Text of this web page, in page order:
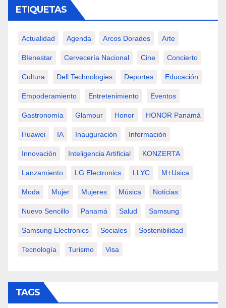
ETIQUETAS
Actualidad Agenda Arcos Dorados Arte
BIenestar Cervecería Nacional Cine Concierto
Cultura Dell Technologies Deportes Educación
Empoderamiento Entretenimiento Eventos
Gastronomía Glamour Honor HONOR Panamá
Huawei IA Inauguración Información
Innovación Inteligencia Artificial KONZERTA
Lanzamiento LG Electronics LLYC M+usica
Moda Mujer Mujeres Música Noticias
Nuevo Sencillo Panamá Salud Samsung
Samsung Electronics Sociales Sostenibilidad
Tecnología Turismo Visa
TAGS